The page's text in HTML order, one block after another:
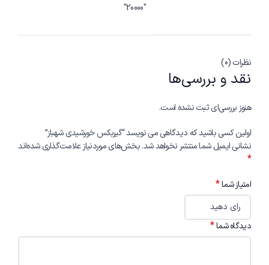
"20000"
نظرات (0)
نقد و بررسی‌ها
هنوز بررسی‌ای ثبت نشده است.
اولین کسی باشید که دیدگاهی می نویسد “گیربکس خورشیدی شهباز”
نشانی ایمیل شما منتشر نخواهد شد.بخش‌های موردنیاز علامت‌گذاری شده‌اند
*
امتیاز شما*
دیدگاه شما*